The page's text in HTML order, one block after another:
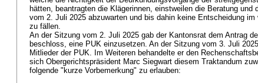
hätten, beantragten die Klägerinnen, einstweilen die Beratung
vom 2. Juli 2025 abzuwarten und bis dahin keine Entscheidung im
zu fällen.
An der Sitzung vom 2. Juli 2025 gab der Kantonsrat dem Antrag
beschloss, eine PUK einzusetzen. An der Sitzung vom 3. Juli
Mitlieder der PUK. Im Weiteren behandelte er den
sich Obergerichtspräsident Marc Siegwart diesem Traktandum
folgende "kurze Vorbemerkung" zu erlauben: